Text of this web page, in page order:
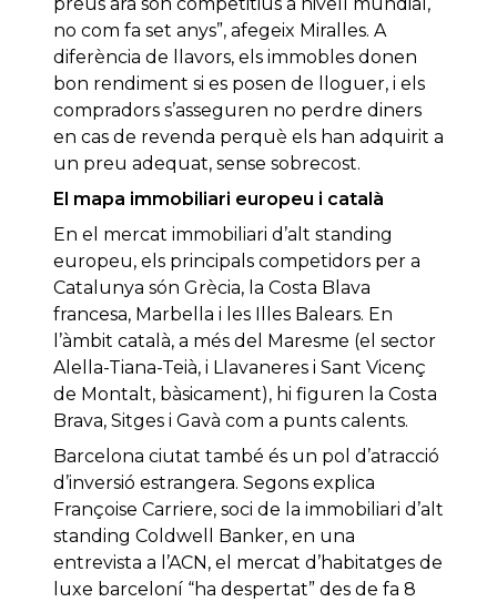
no com fa set anys”, afegeix Miralles. A
diferència de llavors, els immobles donen
bon rendiment si es posen de lloguer, i els
compradors s’asseguren no perdre diners
en cas de revenda perquè els han adquirit a
un preu adequat, sense sobrecost.
El mapa immobiliari europeu i català
En el mercat immobiliari d’alt standing
europeu, els principals competidors per a
Catalunya són Grècia, la Costa Blava
francesa, Marbella i les Illes Balears. En
l’àmbit català, a més del Maresme (el sector
Alella-Tiana-Teià, i Llavaneres i Sant Vicenç
de Montalt, bàsicament), hi figuren la Costa
Brava, Sitges i Gavà com a punts calents.
Barcelona ciutat també és un pol d’atracció
d’inversió estrangera. Segons explica
Françoise Carriere, soci de la immobiliari d’alt
standing Coldwell Banker, en una
entrevista a l’ACN, el mercat d’habitatges de
luxe barceloní “ha despertat” des de fa 8